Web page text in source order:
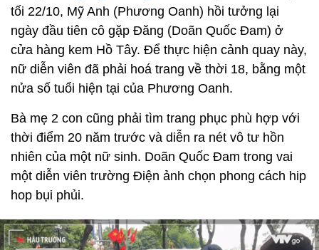
tối 22/10, Mỹ Anh (Phương Oanh) hồi tưởng lại
ngày đầu tiên cô gặp Đăng (Doãn Quốc Đam) ở
cửa hàng kem Hồ Tây. Để thực hiện cảnh quay này,
nữ diễn viên đã phải hoá trang về thời 18, bằng một
nửa số tuổi hiện tại của Phương Oanh.
Bà mẹ 2 con cũng phải tìm trang phục phù hợp với
thời điểm 20 năm trước và diễn ra nét vô tư hồn
nhiên của một nữ sinh. Doãn Quốc Đam trong vai
một diễn viên trường Điện ảnh chọn phong cách hip
hop bụi phủi.